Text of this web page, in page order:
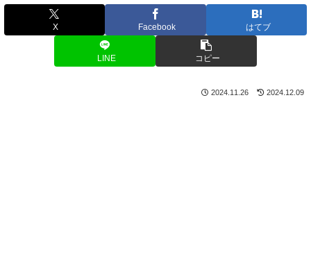
X Facebook はてブ
LINE コピー
2024.11.26 2024.12.09